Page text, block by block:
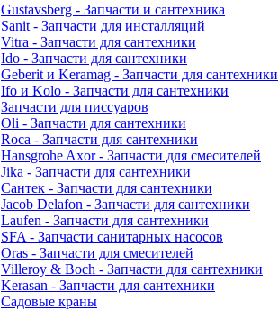
Gustavsberg - Запчасти и сантехника
Sanit - Запчасти для инсталляций
Vitra - Запчасти для сантехники
Ido - Запчасти для сантехники
Geberit и Keramag - Запчасти для сантехники
Ifo и Kolo - Запчасти для сантехники
Запчасти для писсуаров
Oli - Запчасти для сантехники
Roca - Запчасти для сантехники
Hansgrohe Axor - Запчасти для смесителей
Jika - Запчасти для сантехники
Сантек - Запчасти для сантехники
Jacob Delafon - Запчасти для сантехники
Laufen - Запчасти для сантехники
SFA - Запчасти санитарных насосов
Oras - Запчасти для смесителей
Villeroy & Boch - Запчасти для сантехники
Kerasan - Запчасти для сантехники
Садовые краны